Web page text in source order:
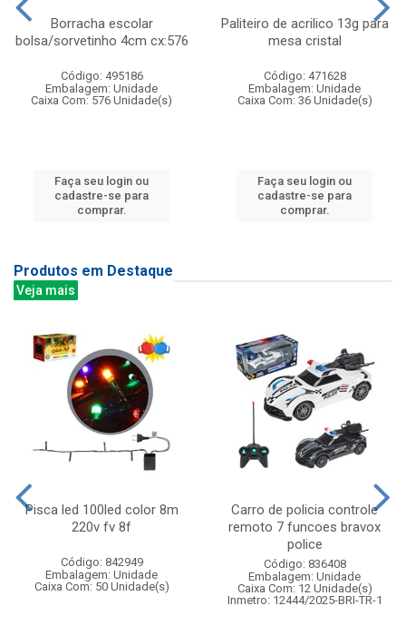
Borracha escolar
bolsa/sorvetinho 4cm cx:576
Código: 495186
Embalagem: Unidade
Caixa Com: 576 Unidade(s)
Faça seu login ou
cadastre-se para
comprar.
Paliteiro de acrilico 13g para
mesa cristal
Código: 471628
Embalagem: Unidade
Caixa Com: 36 Unidade(s)
Faça seu login ou
cadastre-se para
comprar.
Produtos em Destaque
Veja mais
Pisca led 100led color 8m
220v fv 8f
Código: 842949
Embalagem: Unidade
Caixa Com: 50 Unidade(s)
Carro de policia controle
remoto 7 funcoes bravox
police
Código: 836408
Embalagem: Unidade
Caixa Com: 12 Unidade(s)
Inmetro: 12444/2025-BRI-TR-1